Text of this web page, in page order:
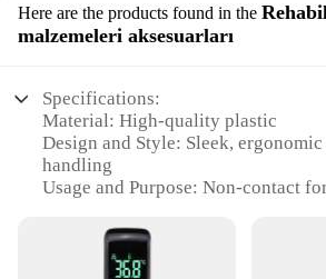
Here are the products found in the
malzemeleri aksesuarları
Specifications:
Material: High-quality plastic
Design and Style: Sleek,
handling
Usage and Purpose: Non-contact
Performance and Property: